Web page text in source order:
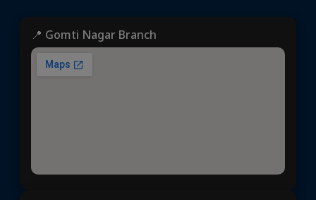
📍 Gomti Nagar Branch